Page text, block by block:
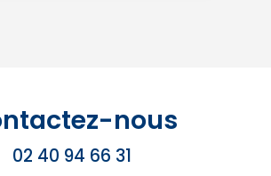
nous
02 40 94 66 31